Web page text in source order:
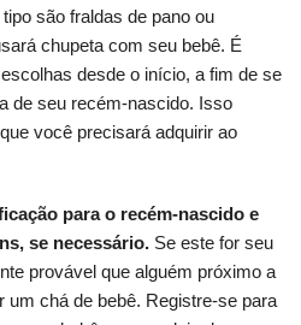
são fraldas de pano ou
chupeta com seu bebê. É
desde o início, a fim de se
de seu recém-nascido. Isso
você precisará adquirir ao
para o recém-nascido e
se necessário. Se este for seu
provável que alguém próximo a
um chá de bebê. Registre-se para